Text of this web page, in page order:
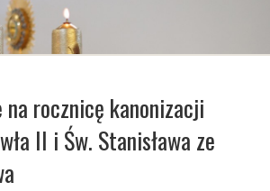
na rocznicę kanonizacji
II i Św. Stanisława ze